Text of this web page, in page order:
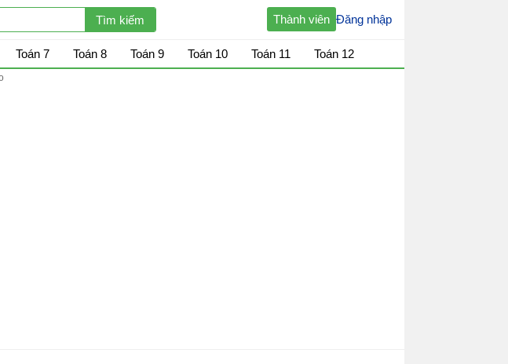
Đăng nhập
Thành viên
Toán 7 Toán 8 Toán 9 Toán 10 Toán 11 Toán 12